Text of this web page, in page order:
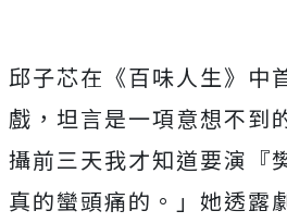
邱子芯在《百味人生》中
戲， 坦言是一項意想不到
攝前三天我才知道要演『
真的蠻頭痛的。」 她透露